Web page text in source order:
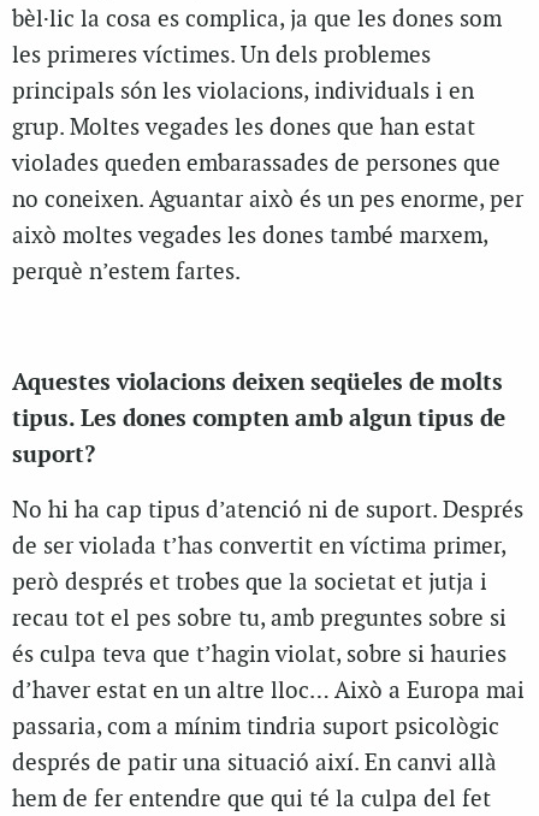
bèl·lic la cosa es complica, ja que les dones som
les primeres víctimes. Un dels problemes
principals són les violacions, individuals i en
grup. Moltes vegades les dones que han estat
violades queden embarassades de persones que
no coneixen. Aguantar això és un pes enorme, per
això moltes vegades les dones també marxem,
perquè n’estem fartes.
Aquestes violacions deixen seqüeles de molts
tipus. Les dones compten amb algun tipus de
suport?
No hi ha cap tipus d’atenció ni de suport. Després
de ser violada t’has convertit en víctima primer,
però després et trobes que la societat et jutja i
recau tot el pes sobre tu, amb preguntes sobre si
és culpa teva que t’hagin violat, sobre si hauries
d’haver estat en un altre lloc… Això a Europa mai
passaria, com a mínim tindria suport psicològic
després de patir una situació així. En canvi allà
hem de fer entendre que qui té la culpa del fet